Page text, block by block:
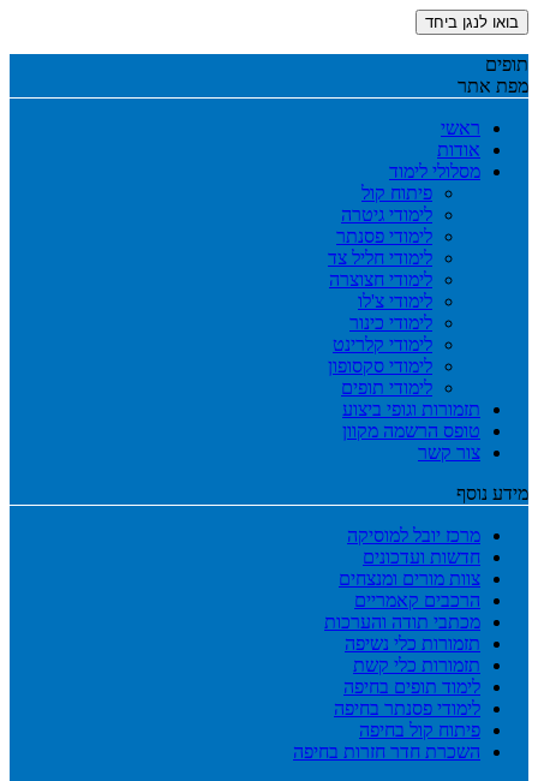
מפת אתר
ראשי
אודות
מסלולי לימוד
פיתוח קול
לימודי גיטרה
לימודי פסנתר
לימודי חליל צד
לימודי חצוצרה
לימודי צ'לו
לימודי כינור
לימודי קלרינט
לימודי סקסופון
לימודי תופים
תזמורות וגופי ביצוע
טופס הרשמה מקוון
צור קשר
מידע נוסף
מרכז יובל למוסיקה
חדשות ועדכונים
צוות מורים ומנצחים
הרכבים קאמריים
מכתבי תודה והערכות
תזמורות כלי נשיפה
תזמורות כלי קשת
לימוד תופים בחיפה
לימודי פסנתר בחיפה
פיתוח קול בחיפה
השכרת חדר חזרות בחיפה